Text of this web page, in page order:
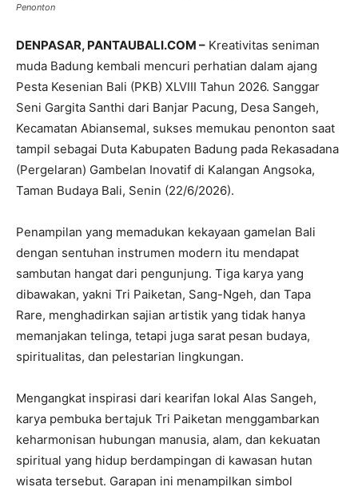
Penonton
DENPASAR, PANTAUBALI.COM – Kreativitas seniman
muda Badung kembali mencuri perhatian dalam ajang
Pesta Kesenian Bali (PKB) XLVIII Tahun 2026. Sanggar
Seni Gargita Santhi dari Banjar Pacung, Desa Sangeh,
Kecamatan Abiansemal, sukses memukau penonton saat
tampil sebagai Duta Kabupaten Badung pada Rekasadana
(Pergelaran) Gambelan Inovatif di Kalangan Angsoka,
Taman Budaya Bali, Senin (22/6/2026).
Penampilan yang memadukan kekayaan gamelan Bali
dengan sentuhan instrumen modern itu mendapat
sambutan hangat dari pengunjung. Tiga karya yang
dibawakan, yakni Tri Paiketan, Sang-Ngeh, dan Tapa
Rare, menghadirkan sajian artistik yang tidak hanya
memanjakan telinga, tetapi juga sarat pesan budaya,
spiritualitas, dan pelestarian lingkungan.
Mengangkat inspirasi dari kearifan lokal Alas Sangeh,
karya pembuka bertajuk Tri Paiketan menggambarkan
keharmonisan hubungan manusia, alam, dan kekuatan
spiritual yang hidup berdampingan di kawasan hutan
wisata tersebut. Garapan ini menampilkan simbol